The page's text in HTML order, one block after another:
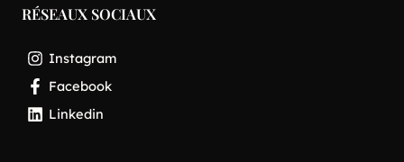
RÉSEAUX SOCIAUX
Instagram
Facebook
Linkedin